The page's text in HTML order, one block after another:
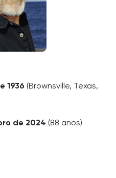
1936 (Brownsville, Texas,
de 2024 (88 anos)